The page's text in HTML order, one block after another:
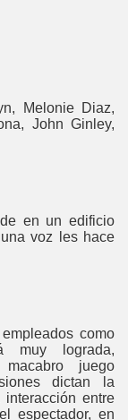
Melonie Diaz,
John Ginley,
en un edificio
voz les hace
como
muy lograda,
juego
dictan la
entre
espectador, en